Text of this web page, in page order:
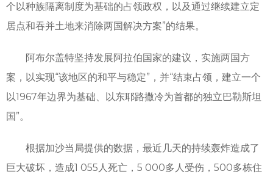
个以种族隔离制度为基础的占领政权，以及通过继续建立定
居点和吞并土地来消除两国解决方案”的结果。
阿布尔盖特坚持发展阿拉伯国家的建议，实施两国方
案，以实现“该地区的和平与稳定”，并“结束占领，建立一个
以1967年边界为基础、以东耶路撒冷为首都的独立巴勒斯坦
国”。
根据加沙当局提供的数据，最近几天的持续轰炸造成了
巨大破坏，造成1 055人死亡，5 000多人受伤，500多栋住